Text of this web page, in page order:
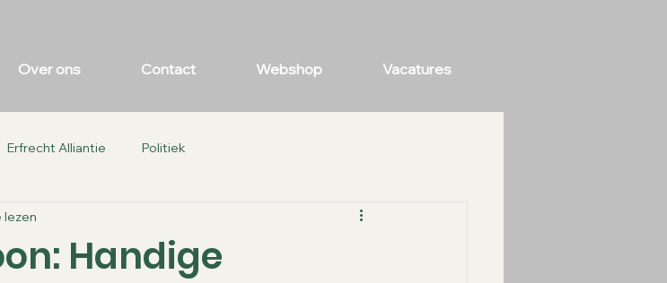
Over ons Contact Webshop Vacatures
Erfrecht Alliantie Politiek
Handige
lezen